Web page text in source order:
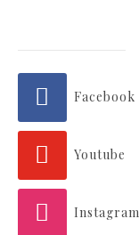
Facebook
Youtube
Instagram